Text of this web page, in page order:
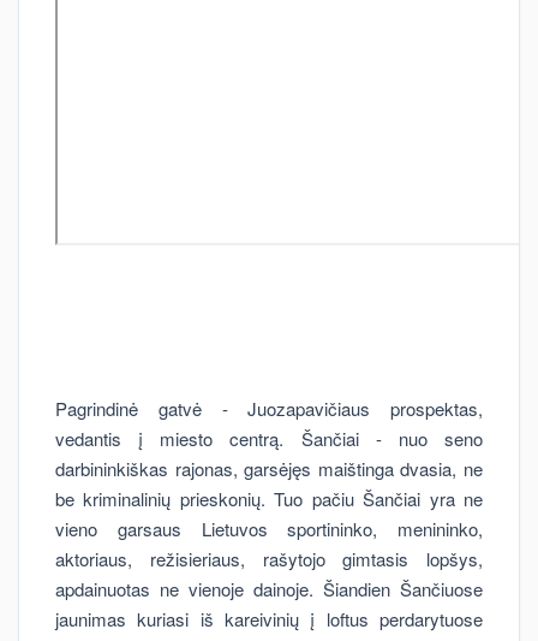
Pagrindinė gatvė - Juozapavičiaus prospektas,
vedantis į miesto centrą. Šančiai - nuo seno
darbininkiškas rajonas, garsėjęs maištinga dvasia, ne
be kriminalinių prieskonių. Tuo pačiu Šančiai yra ne
vieno garsaus Lietuvos sportininko, menininko,
aktoriaus, režisieriaus, rašytojo gimtasis lopšys,
apdainuotas ne vienoje dainoje. Šiandien Šančiuose
jaunimas kuriasi iš kareivinių į loftus perdarytuose